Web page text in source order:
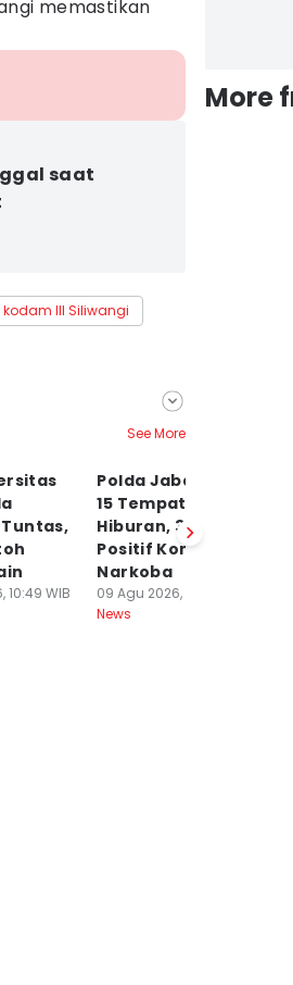
memastikan
saat
kodam III Siliwangi
See More
10:49 WIB
Polda Jabar Razia
15 Tempat
Hiburan, 3 Orang
Positif Konsumsi
Narkoba
09 Agu 2026, 10:48 WIB
News
More